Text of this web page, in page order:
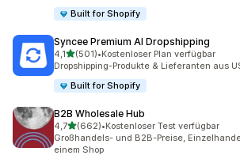
Built for Shopify
Syncee Premium AI Dropshipping
4,1von 5 Sternen
(501)
501 Rezensionen insgesamt
•Kostenloser Plan verfügbar
Dropshipping-Produkte & Lieferanten aus
Built for Shopify
B2B Wholesale Hub
4,7von 5 Sternen
(662)
662 Rezensionen insgesamt
•Kostenloser Test verfügbar
Großhandels- und B2B-Preise,
einem Shop